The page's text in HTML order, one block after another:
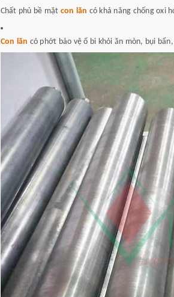
Chất phủ bề mặt con lăn có khả năng chống oxi
Con lăn có phớt bảo vệ ổ bi khỏi ăn mòn, bụi